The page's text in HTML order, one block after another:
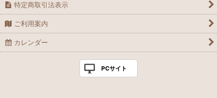
特定商取引法表示
ご利用案内
カレンダー
PCサイト